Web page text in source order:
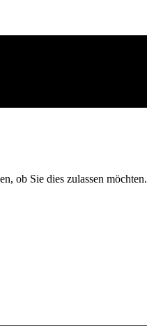
ob Sie dies zulassen möchten.